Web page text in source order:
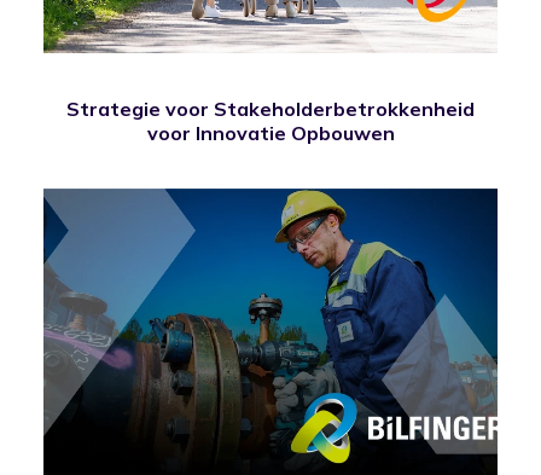
Strategie voor Stakeholderbetrokkenheid
voor Innovatie Opbouwen